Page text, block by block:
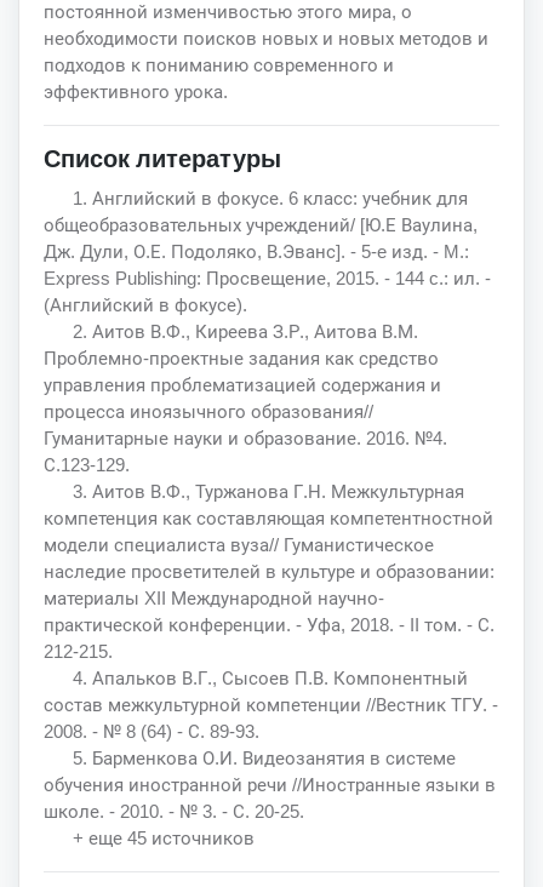
постоянной изменчивостью этого мира, о
необходимости поисков новых и новых методов и
подходов к пониманию современного и
эффективного урока.
Список литературы
1. Английский в фокусе. 6 класс: учебник для
общеобразовательных учреждений/ [Ю.Е Ваулина,
Дж. Дули, О.Е. Подоляко, В.Эванс]. - 5-e изд. - M.:
Express Publishing: Просвещение, 2015. - 144 c.: ил. -
(Английский в фокусе).
2. Аитов В.Ф., Киреева З.Р., Аитова В.М.
Проблемно-проектные задания как средство
управления проблематизацией содержания и
процесса иноязычного образования//
Гуманитарные науки и образование. 2016. №4.
С.123-129.
3. Аитов В.Ф., Туржанова Г.Н. Межкультурная
компетенция как составляющая компетентностной
модели специалиста вуза// Гуманистическое
наследие просветителей в культуре и образовании:
материалы XII Международной научно-
практической конференции. - Уфа, 2018. - II том. - С.
212-215.
4. Апальков В.Г., Сысоев П.В. Компонентный
состав межкультурной компетенции //Вестник ТГУ. -
2008. - № 8 (64) - С. 89-93.
5. Барменкова О.И. Видеозанятия в системе
обучения иностранной речи //Иностранные языки в
школе. - 2010. - № 3. - С. 20-25.
+ еще 45 источников